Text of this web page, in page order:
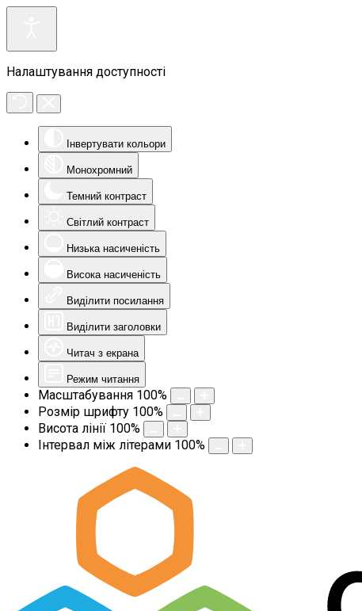
Налаштування доступності
Інвертувати кольори
Монохромний
Темний контраст
Світлий контраст
Низька насиченість
Висока насиченість
Виділити посилання
Виділити заголовки
Читач з екрана
Режим читання
Масштабування 100%
Розмір шрифту 100%
Висота лінії 100%
Інтервал між літерами 100%